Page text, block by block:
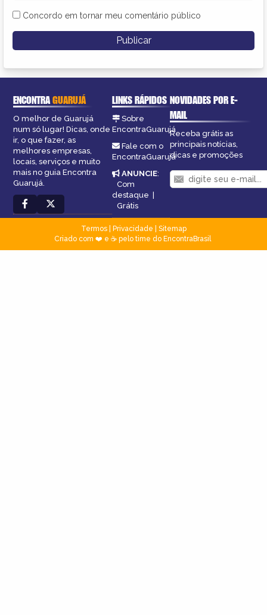
Concordo em tornar meu comentário público
ENCONTRAGUARUJÁ
O melhor de Guarujá
num só lugar! Dicas, onde
ir, o que fazer, as
melhores empresas,
locais, serviços e muito
mais no guia Encontra
Guarujá.
LINKS RÁPIDOS
Sobre
EncontraGuarujá
Fale com o
EncontraGuarujá
ANUNCIE:
Com
destaque
Grátis
NOVIDADES POR E-
MAIL
Receba grátis as
principais notícias,
dicas e promoções
Termos| Privacidade
Sitemap
Criado com ❤️ e ☕ pelo time do EncontraBrasil